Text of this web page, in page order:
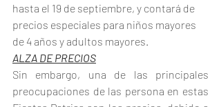
hasta el 19 de septiembre, y contará de
precios especiales para niños mayores
de 4 años y adultos mayores.
ALZA DE PRECIOS
Sin embargo, una de las principales
preocupaciones de las persona en estas